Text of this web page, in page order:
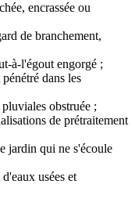
encrassée ou
de branchement,
à-l'égout engorgé ;
dans les
obstruée ;
de prétraitement
jardin qui ne s'écoule
usées et